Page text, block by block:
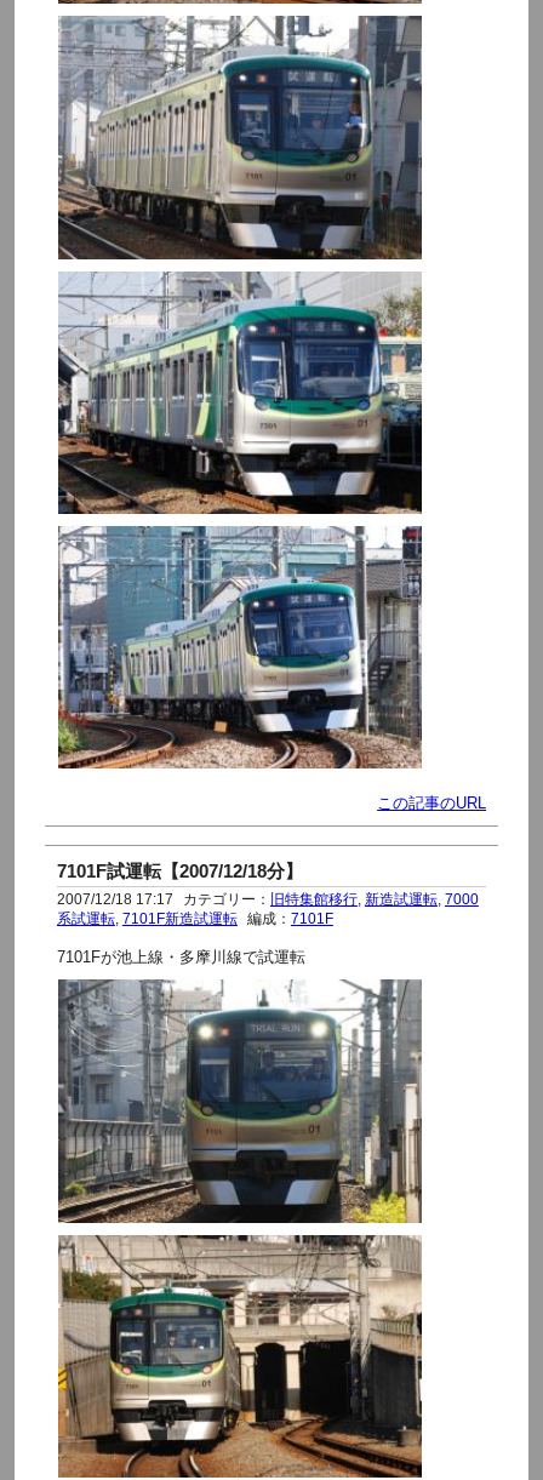
この記事のURL
7101F試運転【2007/12/18分】
2007/12/18 17:17 カテゴリー： 旧特集館移行, 新造試運転,
7000
系試運転, 7101F新造試運転 編成： 7101F
7101Fが池上線・多摩川線で試運転